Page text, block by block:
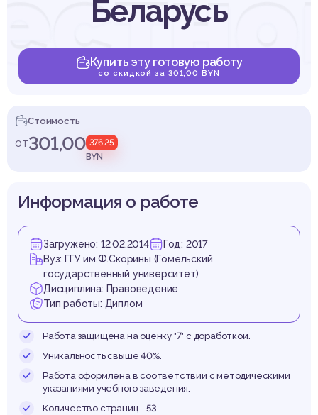
Беларусь
Купить эту готовую работу
со скидкой за 301,00 BYN
Стоимость
от301,00 376,25
BYN
Информация о работе
Загружено: 12.02.2014
Год: 2017
Вуз: ГГУ им.Ф.Скорины (Гомельский
государственный университет)
Дисциплина: Правоведение
Тип работы: Диплом
Работа защищена на оценку "7" с доработкой.
Уникальность свыше 40%.
Работа оформлена в соответствии с методическими
указаниями учебного заведения.
Количество страниц - 53.